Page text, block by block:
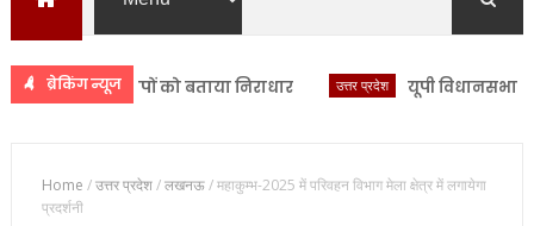
ब्रेकिंग न्यूज
ने आरोपों को बताया निराधार उत्तर प्रदेश यूपी विधानसभा
Home /उत्तर प्रदेश/लखनऊ/महाकुम्भ-2025 में परिवहन विभाग मेला क्षेत्र में लगायेगा
प्रदर्शनी